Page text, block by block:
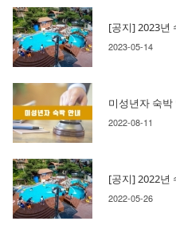
[공지] 2023년
2023-05-14
미성년자 숙박
2022-08-11
[공지] 2022년
2022-05-26